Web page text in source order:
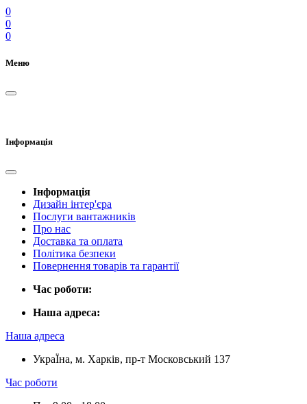
0
0
0
Меню
Інформація
Інформація
Дизайн інтер'єра
Послуги вантажників
Про нас
Доставка та оплата
Політика безпеки
Повернення товарів та гарантії
Час роботи:
Наша адреса:
Наша адреса
УкраЇна, м. Харків, пр-т Московський 137
Час роботи